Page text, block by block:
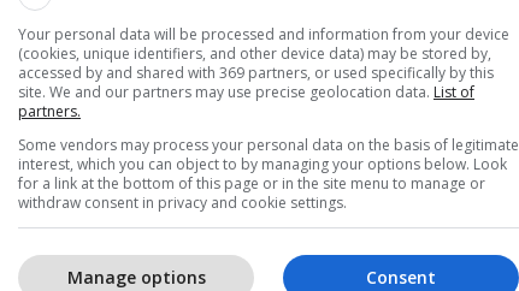
Your personal data will be processed and information from your device
(cookies, unique identifiers, and other device data) may be stored by,
accessed by and shared with 369 partners, or used specifically by this
site. We and our partners may use precise geolocation data. List of
partners.
Some vendors may process your personal data on the basis of legitimate
interest, which you can object to by managing your options below. Look
for a link at the bottom of this page or in the site menu to manage or
withdraw consent in privacy and cookie settings.
Consent
Manage options